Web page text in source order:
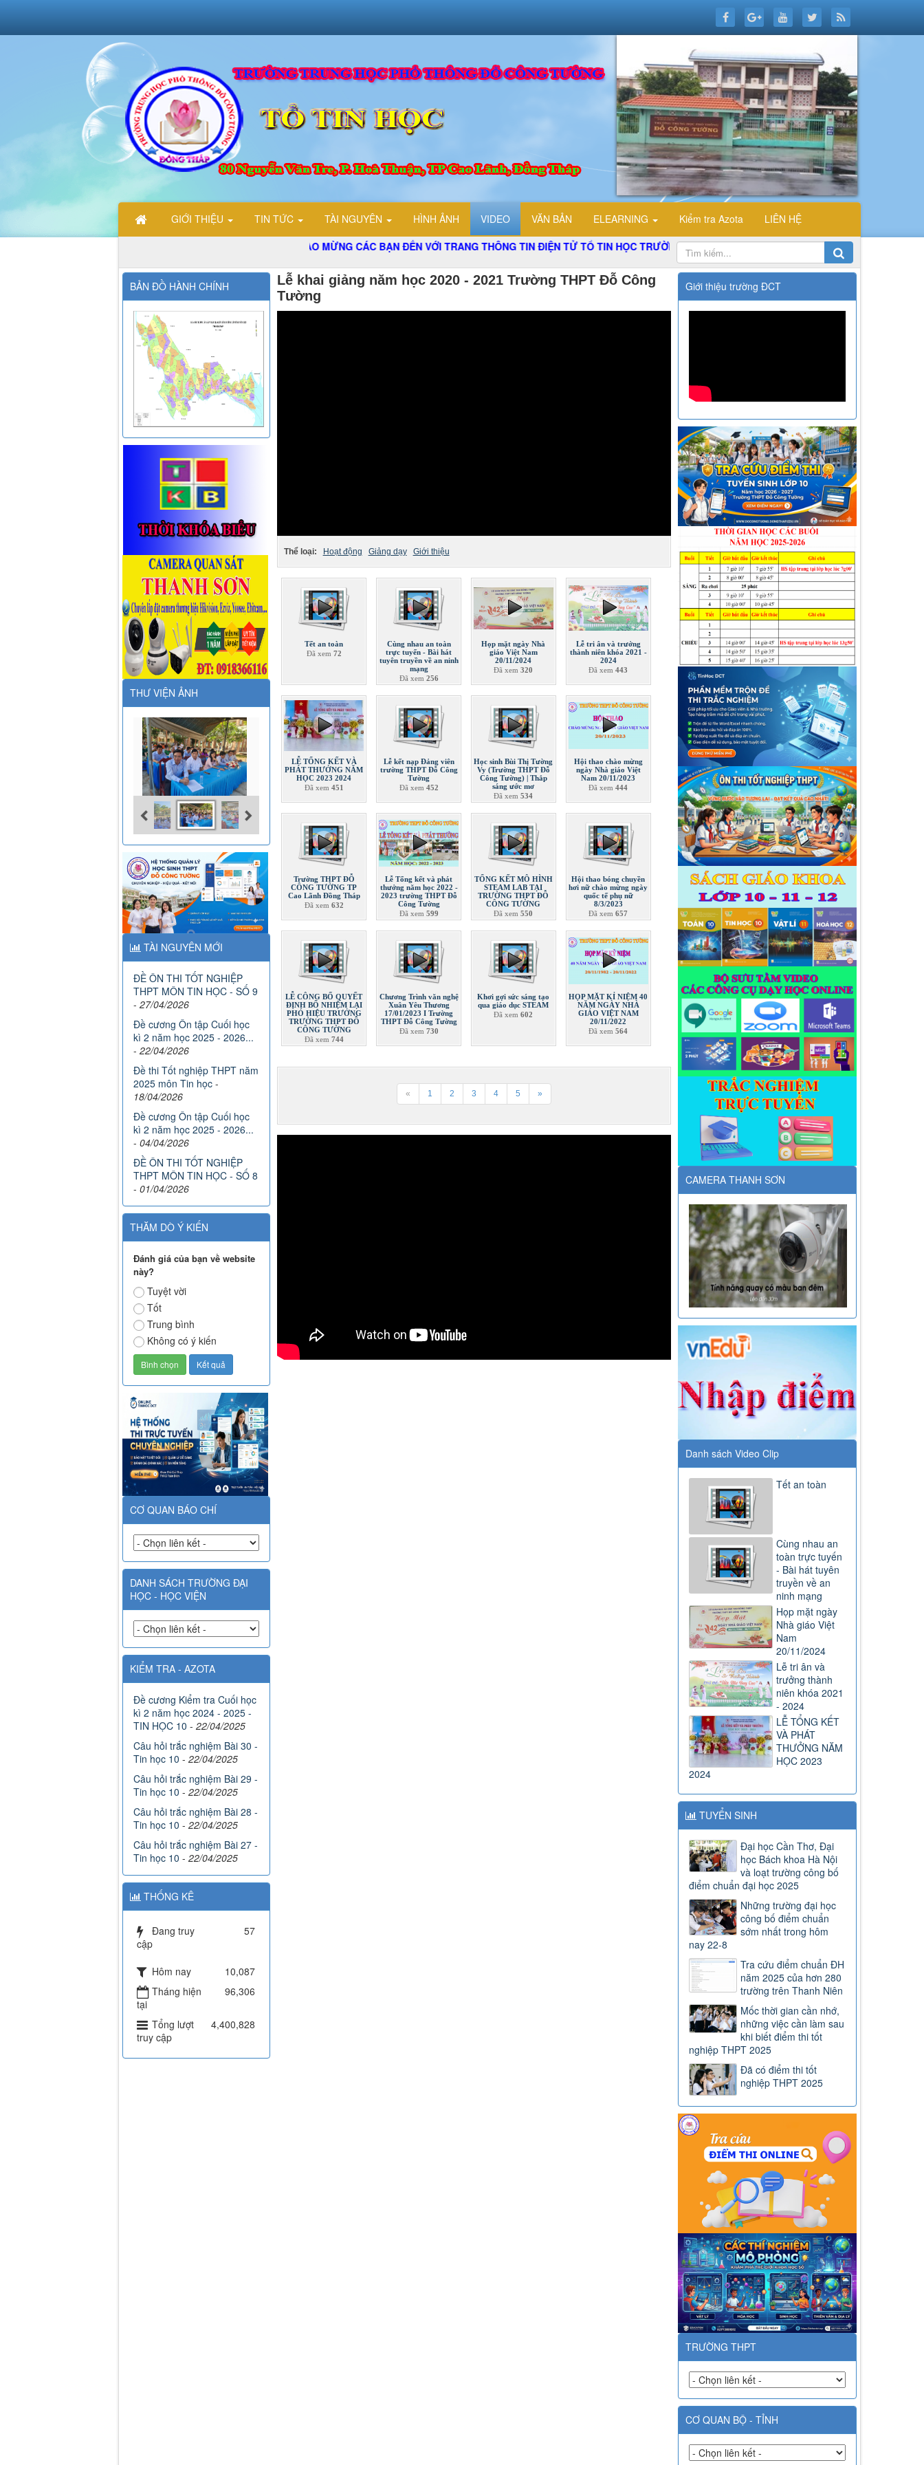
GIỚI THIỆU TIN TỨC TÀI NGUYÊN HÌNH ẢNH VIDEO VĂN BẢN ELEARNING Kiểm tra Azota
LIÊN HỆ
CHÀO MỪNG CÁC BẠN ĐẾN VỚI TRANG THÔNG TIN ĐIỆN TỬ TỔ TIN HỌC TRƯỜNG THPT ĐỖ CÔNG TƯỜNG
Lễ khai giảng năm học 2020 - 2021 Trường THPT Đỗ Công
Tường
Thể loại: Hoạt động Giảng dạy Giới thiệu
Tết an toàn
Đã xem 72
Cùng nhau an toàn
trực tuyến - Bài hát
tuyên truyền về an ninh
mạng
Đã xem 256
Họp mặt ngày Nhà
giáo Việt Nam
20/11/2024
Đã xem320
Lễ tri ân và trưởng
thành niên khóa 2021 -
2024
Đã xem443
LỄ TỔNG KẾT VÀ
PHÁT THƯỞNG NĂM
HỌC 2023 2024
Đã xem 451
Lễ kết nạp Đảng viên
trường THPT Đỗ Công
Tường
Đã xem 452
Học sinh Bùi Thị Tường
Vy (Trường THPT Đỗ
Công Tường) | Thắp
sáng ước mơ
Đã xem534
Hội thao chào mừng
ngày Nhà giáo Việt
Nam 20/11/2023
Đã xem444
Trường THPT ĐỖ
CÔNG TƯỜNG TP
Cao Lãnh Đồng Tháp
Đã xem 632
Lễ Tổng kết và phát
thưởng năm học 2022 -
2023 trường THPT Đỗ
Công Tường
Đã xem 599
TỔNG KẾT MÔ HÌNH
STEAM LAB TẠI
TRƯỜNG THPT ĐỖ
CÔNG TƯỜNG
Đã xem550
Hội thao bóng chuyền
hơi nữ chào mừng ngày
quốc tế phụ nữ
8/3/2023
Đã xem657
LỄ CÔNG BỐ QUYẾT
ĐỊNH BỔ NHIỆM LẠI
PHÓ HIỆU TRƯỞNG
TRƯỜNG THPT ĐỖ
CÔNG TƯỜNG
Đã xem 744
Chương Trình văn nghệ
Xuân Yêu Thương
17/01/2023 I Trường
THPT Đỗ Công Tường
Đã xem 730
Khơi gợi sức sáng tạo
qua giáo dục STEAM
Đã xem602
HỌP MẶT KỈ NIỆM 40
NĂM NGÀY NHÀ
GIÁO VIỆT NAM
20/11/2022
Đã xem564
« 1 2 3 4 5 »
Giới thiệu trường ĐCT
CAMERA THANH SƠN
Danh sách Video Clip
Tết an toàn
Cùng nhau an
toàn trực tuyến
- Bài hát tuyên
truyền về an
ninh mạng
Họp mặt ngày
Nhà giáo Việt
Nam
20/11/2024
Lễ tri ân và
trưởng thành
niên khóa 2021
- 2024
LỄ TỔNG KẾT
VÀ PHÁT
THƯỞNG NĂM
HỌC 2023
2024
TUYỂN SINH
Đại học Cần Thơ, Đại
học Bách khoa Hà Nội
và loạt trường công bố
điểm chuẩn đại học 2025
Những trường đại học
công bố điểm chuẩn
sớm nhất trong hôm
nay 22-8
Tra cứu điểm chuẩn ĐH
năm 2025 của hơn 280
trường trên Thanh Niên
Mốc thời gian cần nhớ,
những việc cần làm sau
khi biết điểm thi tốt
nghiệp THPT 2025
Đã có điểm thi tốt
nghiệp THPT 2025
TRƯỜNG THPT
CƠ QUAN BỘ - TỈNH
BẢN ĐỒ HÀNH CHÍNH
THƯ VIỆN ẢNH
TÀI NGUYÊN MỚI
ĐỀ ÔN THI TỐT NGHIỆP
THPT MÔN TIN HỌC - SỐ 9
- 27/04/2026
Đề cương Ôn tập Cuối học
kì 2 năm học 2025 - 2026...
- 22/04/2026
Đề thi Tốt nghiệp THPT năm
2025 môn Tin học -
18/04/2026
Đề cương Ôn tập Cuối học
kì 2 năm học 2025 - 2026...
- 04/04/2026
ĐỀ ÔN THI TỐT NGHIỆP
THPT MÔN TIN HỌC - SỐ 8
- 01/04/2026
THĂM DÒ Ý KIẾN
Đánh giá của bạn về website
này?
Tuyệt vời
Tốt
Trung bình
Không có ý kiến
CƠ QUAN BÁO CHÍ
DANH SÁCH TRƯỜNG ĐẠI
HỌC - HỌC VIỆN
KIỂM TRA - AZOTA
Đề cương Kiểm tra Cuối học
kì 2 năm học 2024 - 2025 -
TIN HỌC 10 - 22/04/2025
Câu hỏi trắc nghiệm Bài 30 -
Tin học 10 - 22/04/2025
Câu hỏi trắc nghiệm Bài 29 -
Tin học 10 - 22/04/2025
Câu hỏi trắc nghiệm Bài 28 -
Tin học 10 - 22/04/2025
Câu hỏi trắc nghiệm Bài 27 -
Tin học 10 - 22/04/2025
THỐNG KÊ
Đang truy
cập
57
Hôm nay
10,087
Tháng hiện
tại
96,306
Tổng lượt
truy cập
4,400,828